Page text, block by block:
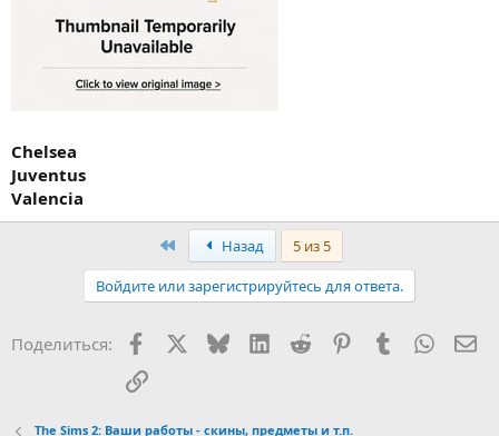
Chelsea
Juventus
Valencia
Назад
5 из 5
Войдите или зарегистрируйтесь для ответа.
Поделиться: FacebookX (Twitter)
BlueskyLinkedIn
Reddit PinterestTumblr
Ссылка
The Sims 2: Ваши работы - скины, предметы и т.п.